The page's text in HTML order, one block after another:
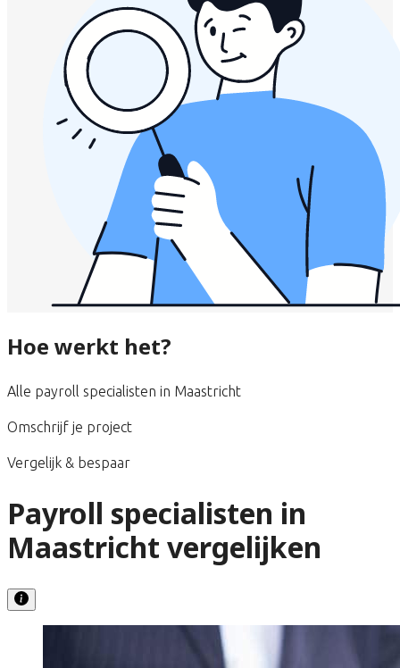
Hoe werkt het?
Alle payroll specialisten in Maastricht
Omschrijf je project
Vergelijk & bespaar
Payroll specialisten in
Maastricht vergelijken